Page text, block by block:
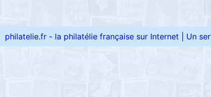
philatelie.fr - la philatélie française sur Internet Un